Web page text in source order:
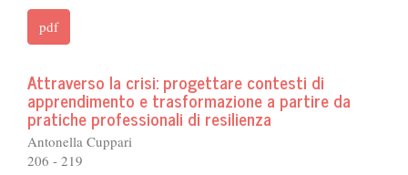
pdf
Attraverso la crisi: progettare contesti di
apprendimento e trasformazione a partire da
pratiche professionali di resilienza
Antonella Cuppari
206 - 219